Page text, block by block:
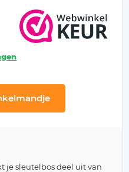
je sleutelbos deel uit van